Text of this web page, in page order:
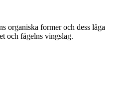
organiska former och dess låga
och fågelns vingslag.